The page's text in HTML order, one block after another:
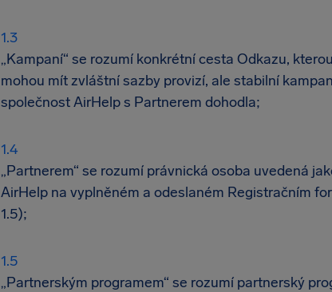
„Kampaní“ se rozumí konkrétní cesta Odkazu,
mohou mít zvláštní sazby provizí, ale stabilní
společnost AirHelp s Partnerem dohodla;
„Partnerem“ se rozumí právnická osoba uvedená
AirHelp na vyplněném a odeslaném Registračním
1.5);
„Partnerským programem“ se rozumí partnerský